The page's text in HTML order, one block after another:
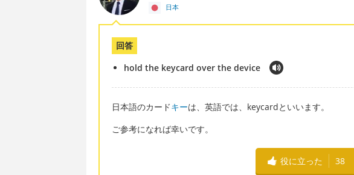
日本
回答
hold the keycard over the device
日本語のカードキーは、英語では、keycardといいます。
ご参考になれば幸いです。
役に立った 38